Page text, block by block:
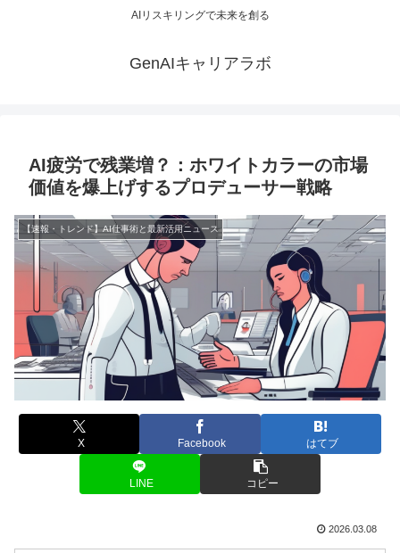
AIリスキリングで未来を創る
GenAIキャリアラボ
AI疲労で残業増？：ホワイトカラーの市場
価値を爆上げするプロデューサー戦略
【速報・トレンド】AI仕事術と最新活用ニュース
X Facebook はてブ
LINE コピー
2026.03.08